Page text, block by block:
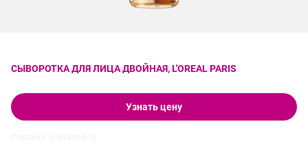
СЫВОРОТКА ДЛЯ ЛИЦА ДВОЙНАЯ, L'OREAL PARIS
Узнать цену